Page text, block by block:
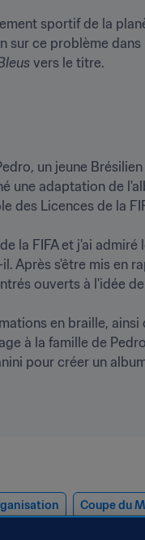
sportif de la
ce problème
vers le titre.
un jeune
une adaptation de
des Licences de la
la FIFA et j'ai
Après s'être mis en
ouverts à l'idée
en braille,
à la famille de
Coupe du